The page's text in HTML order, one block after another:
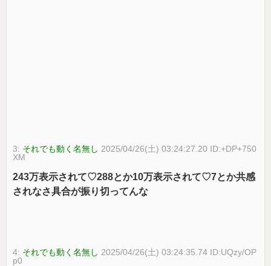
3: それでも動く名無し 2025/04/26(土) 03:24:27.20 ID:+DP+750
XM
243万表示されて♡288とか10万表示されて♡7とか共感
されなさ具合が振り切ってんな
4: それでも動く名無し 2025/04/26(土) 03:24:35.74 ID:UQzy/OP
p0